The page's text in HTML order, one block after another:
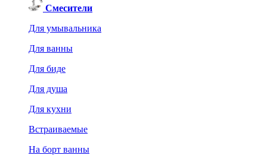
Смесители
Для умывальника
Для ванны
Для биде
Для душа
Для кухни
Встраиваемые
На борт ванны